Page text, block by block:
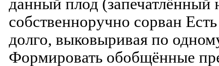
данный плод (запечатлённый
собственноручно сорван
долго, выковыривая по
Формировать обобщённые